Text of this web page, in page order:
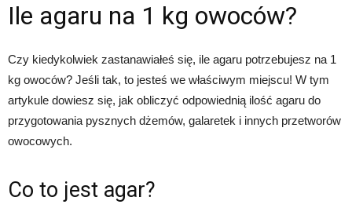
Ile agaru na 1 kg owoców?
Czy kiedykolwiek zastanawiałeś się, ile agaru potrzebujesz na 1
kg owoców? Jeśli tak, to jesteś we właściwym miejscu! W tym
artykule dowiesz się, jak obliczyć odpowiednią ilość agaru do
przygotowania pysznych dżemów, galaretek i innych przetworów
owocowych.
Co to jest agar?